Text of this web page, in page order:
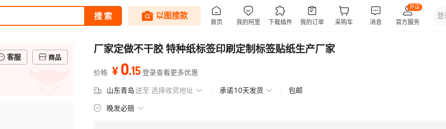
客服 商品
厂家定做不干胶 特种纸标签印刷定制标签贴纸生产厂家
价格 ¥ 0.15 登录查看更多优惠
山东青岛送至 选择收货地址 承诺10天发货 包邮
晚发必赔